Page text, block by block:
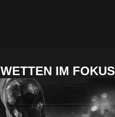
WETTEN IM FOKUS